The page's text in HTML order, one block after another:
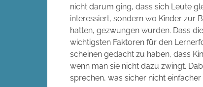
nicht darum ging, dass sich Leute
interessiert, sondern wo Kinder zur
hatten, gezwungen wurden. Dass
wichtigsten Faktoren für den
scheinen gedacht zu haben, dass
wenn man sie nicht dazu zwingt.
sprechen, was sicher nicht einfacher